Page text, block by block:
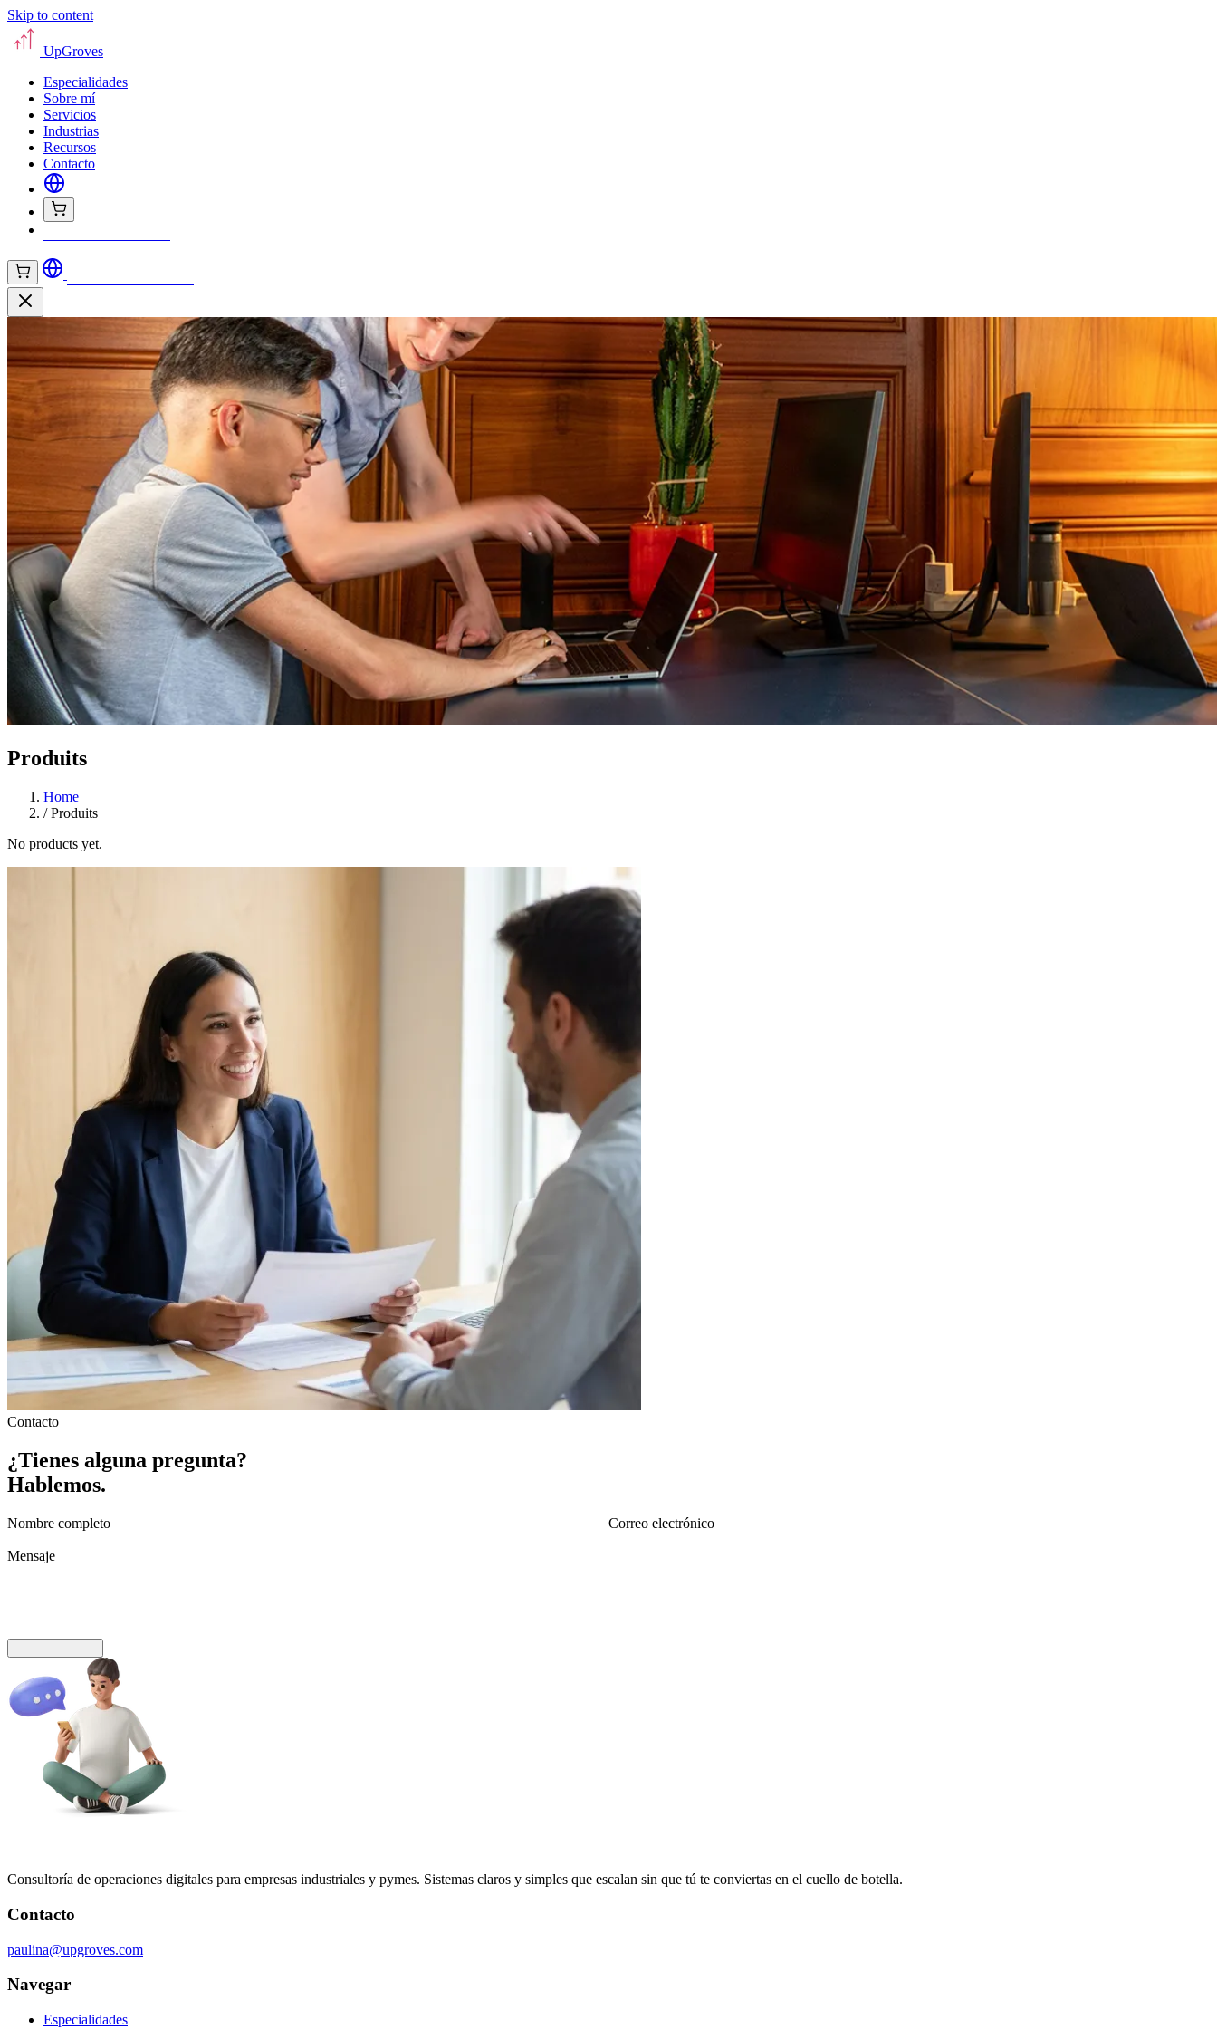
Skip to content
UpGroves
Especialidades
Sobre mí
Servicios
Industrias
Recursos
Contacto
Produits
Home
/ Produits
No products yet.
Contacto
¿Tienes alguna pregunta?
Hablemos.
Nombre completo Correo electrónico
Mensaje
Consultoría de operaciones digitales para empresas industriales y pymes. Sistemas claros y simples que escalan sin que tú te conviertas en el cuello de botella.
Contacto
paulina@upgroves.com
Navegar
Especialidades